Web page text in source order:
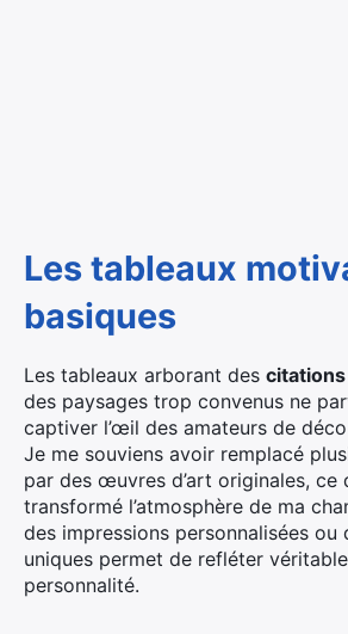
Les tableaux
basiques
Les tableaux arborant des
des paysages trop convenus ne
captiver l’œil des amateurs de
Je me souviens avoir remplacé
par des œuvres d’art originales, ce
transformé l’atmosphère de ma
des impressions personnalisées ou
uniques permet de refléter
personnalité.